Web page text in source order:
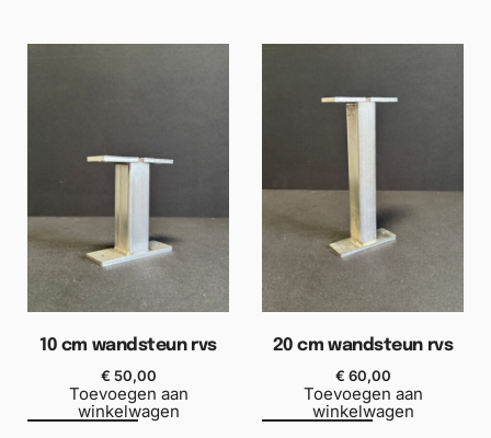
10 cm wandsteun rvs
€ 50,00
Toevoegen aan
winkelwagen
20 cm wandsteun rvs
€ 60,00
Toevoegen aan
winkelwagen